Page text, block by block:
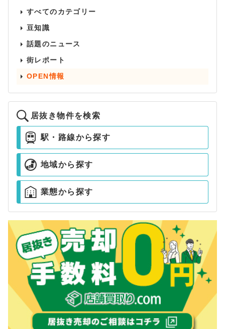
すべてのカテゴリー
豆知識
話題のニュース
街レポート
OPEN情報
居抜き物件を検索
駅・路線から探す
地域から探す
業態から探す